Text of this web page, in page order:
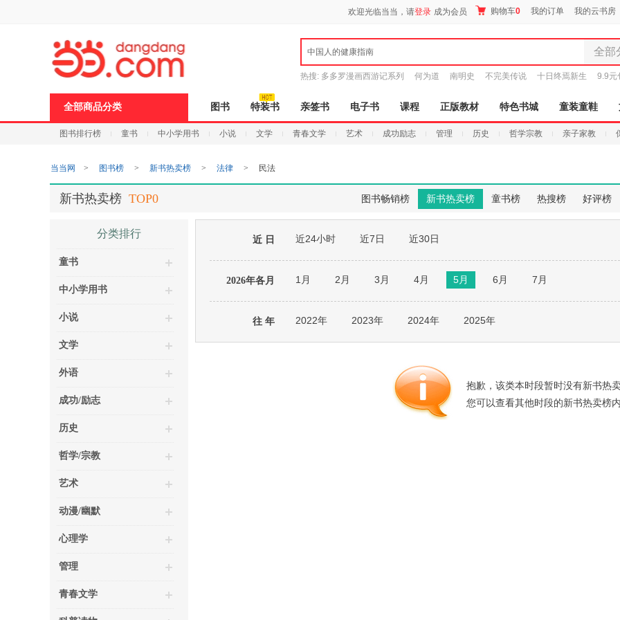
欢迎光临当当，请登录 成为会员 购物车0 我的订单 我的云书房
中国人的健康指南 全部
全部
图书
电子书
音像
玩具
孕婴
食品
手机
热搜: 多多罗漫画西游记系列 何为道 南明史 不完美传说 十日终焉新生 9.9元
全部商品分类 图书 特装书 亲签书 电子书 课程 正版教材 特色书城 童装童鞋
图书排行榜 童书 中小学用书 小说 文学 青春文学 艺术 成功励志 管理 历史 哲学宗教 亲子家教
页
当当网 > 图书榜 > 新书热卖榜 > 法律 > 民法
图书畅销榜 新书热卖榜 童书榜 热搜榜 好评榜
新书热卖榜 TOP0
分类排行
童书
中小学用书
小说
文学
外语
成功/励志
历史
哲学/宗教
艺术
动漫/幽默
心理学
管理
青春文学
近 日 近24小时 近7日 近30日
2026年各月 1月 2月 3月 4月 5月 6月 7月
往 年 2022年 2023年 2024年 2025年
抱歉，该类本时段暂时没有新书热卖
您可以查看其他时段的新书热卖榜内